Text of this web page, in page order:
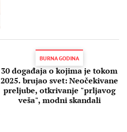
BURNA GODINA
30 događaja o kojima je tokom
2025. brujao svet: Neočekivane
preljube, otkrivanje "prljavog
veša", modni skandali